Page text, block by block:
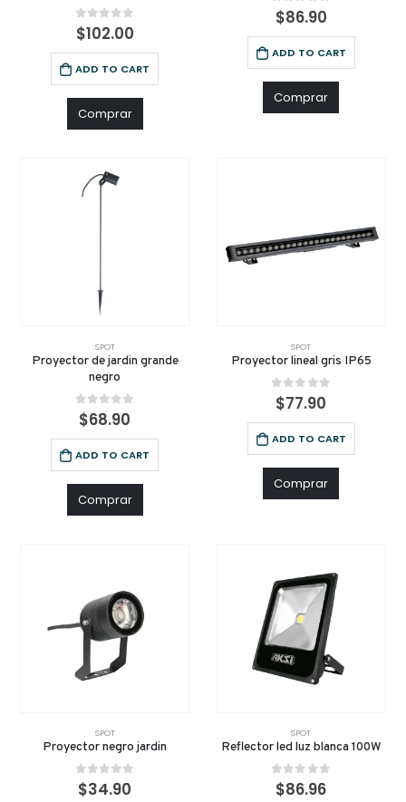
0out of 5
$102.00
ADD TO CART
Comprar
0out of 5
$86.90
ADD TO CART
Comprar
SPOT
Proyector de jardin grande
negro
0out of 5
$68.90
ADD TO CART
Comprar
SPOT
Proyector lineal gris IP65
0out of 5
$77.90
ADD TO CART
Comprar
SPOT
Proyector negro jardin
0out of 5
$34.90
SPOT
Reflector led luz blanca 100W
0out of 5
$86.96